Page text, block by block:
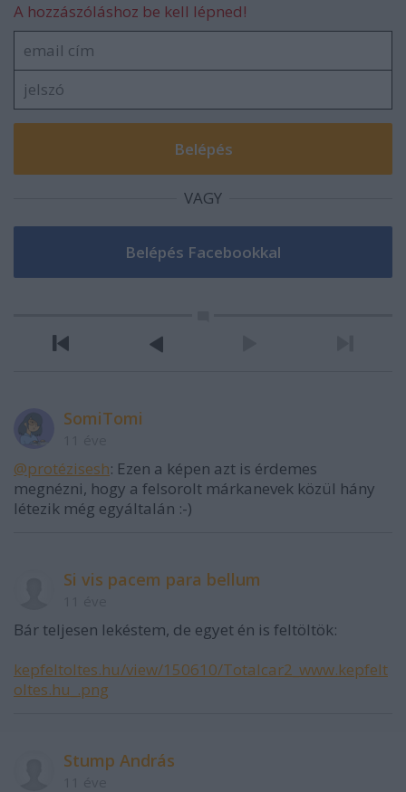
A hozzászóláshoz be kell lépned!
VAGY
SomiTomi
@protézisesh: Ezen a képen azt is érdemes
megnézni, hogy a felsorolt márkanevek közül hány
létezik még egyáltalán :-)
Si vis pacem para bellum
Bár teljesen lekéstem, de egyet én is feltöltök:
kepfeltoltes.hu/view/150610/Totalcar2_www.kepfelt
oltes.hu_.png
Stump András